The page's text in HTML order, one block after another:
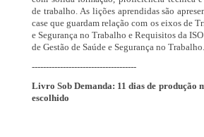
de trabalho. As lições aprendidas são
case que guardam relação com os eixos de
e Segurança no Trabalho e Requisitos da
de Gestão de Saúde e Segurança no Trabalho.
-------------------------------------
Livro Sob Demanda: 11 dias de produção
escolhido